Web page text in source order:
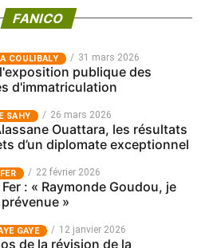
FANICO
COULIBALY 31 mars 2026
publique des
d'immatriculation
SAHY 26 mars 2026
Ouattara, les résultats
d’un diplomate exceptionnel
22 février 2026
: « Raymonde Goudou, je
prévenue »
GAYE 12 janvier 2026
de la révision de la